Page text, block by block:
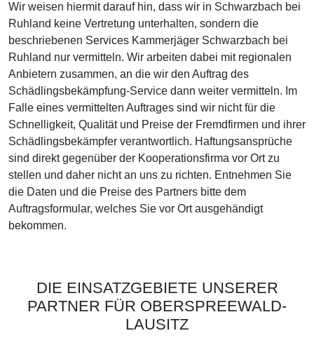
Wir weisen hiermit darauf hin, dass wir in Schwarzbach bei
Ruhland keine Vertretung unterhalten, sondern die
beschriebenen Services Kammerjäger Schwarzbach bei
Ruhland nur vermitteln. Wir arbeiten dabei mit regionalen
Anbietern zusammen, an die wir den Auftrag des
Schädlingsbekämpfung-Service dann weiter vermitteln. Im
Falle eines vermittelten Auftrages sind wir nicht für die
Schnelligkeit, Qualität und Preise der Fremdfirmen und ihrer
Schädlingsbekämpfer verantwortlich. Haftungsansprüche
sind direkt gegenüber der Kooperationsfirma vor Ort zu
stellen und daher nicht an uns zu richten. Entnehmen Sie
die Daten und die Preise des Partners bitte dem
Auftragsformular, welches Sie vor Ort ausgehändigt
bekommen.
DIE EINSATZGEBIETE UNSERER
PARTNER FÜR OBERSPREEWALD-
LAUSITZ